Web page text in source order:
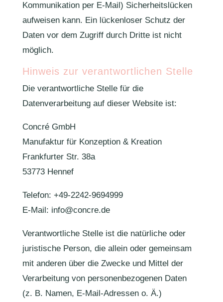
Kommunikation per E-Mail) Sicherheitslücken
aufweisen kann. Ein lückenloser Schutz der
Daten vor dem Zugriff durch Dritte ist nicht
möglich.
Hinweis zur verantwortlichen Stelle
Die verantwortliche Stelle für die
Datenverarbeitung auf dieser Website ist:
Concré GmbH
Manufaktur für Konzeption & Kreation
Frankfurter Str. 38a
53773 Hennef
Telefon: +49-2242-9694999
E-Mail: info@concre.de
Verantwortliche Stelle ist die natürliche oder
juristische Person, die allein oder gemeinsam
mit anderen über die Zwecke und Mittel der
Verarbeitung von personenbezogenen Daten
(z. B. Namen, E-Mail-Adressen o. Ä.)